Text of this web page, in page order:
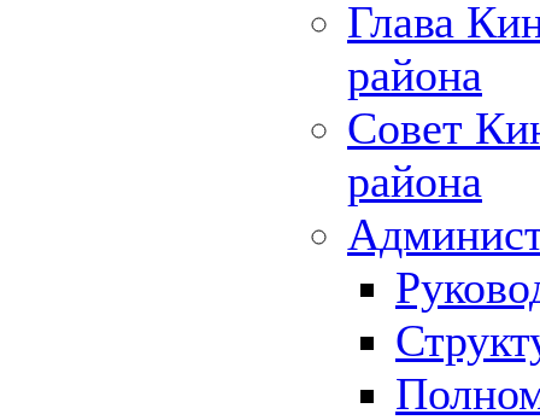
Глава
района
Совет
района